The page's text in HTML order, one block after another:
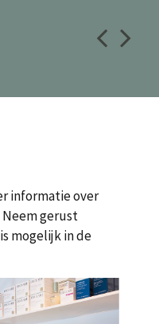
informatie over
gerust
mogelijk in de